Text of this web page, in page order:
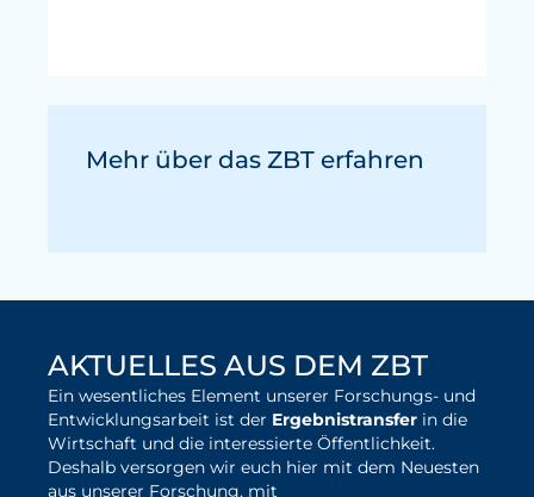
Mehr über das ZBT erfahren
AKTUELLES AUS DEM ZBT
Ein wesentliches Element unserer Forschungs- und
Entwicklungsarbeit ist der Ergebnistransfer in die
Wirtschaft und die interessierte Öffentlichkeit.
Deshalb versorgen wir euch hier mit dem Neuesten
aus unserer Forschung, mit